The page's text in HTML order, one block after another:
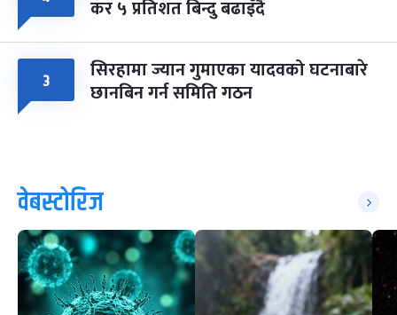
कर ५ प्रतिशत बिन्दु बढाइँदै
३ सिरहामा ज्यान गुमाएका यादवको घटनाबारे
छानबिन गर्न समिति गठन
वेबस्टोरिज